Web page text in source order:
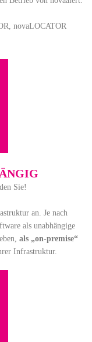
novaLOCATOR
Sie!
an. Je nach
als unabhängige
als „on-premise“
Infrastruktur.